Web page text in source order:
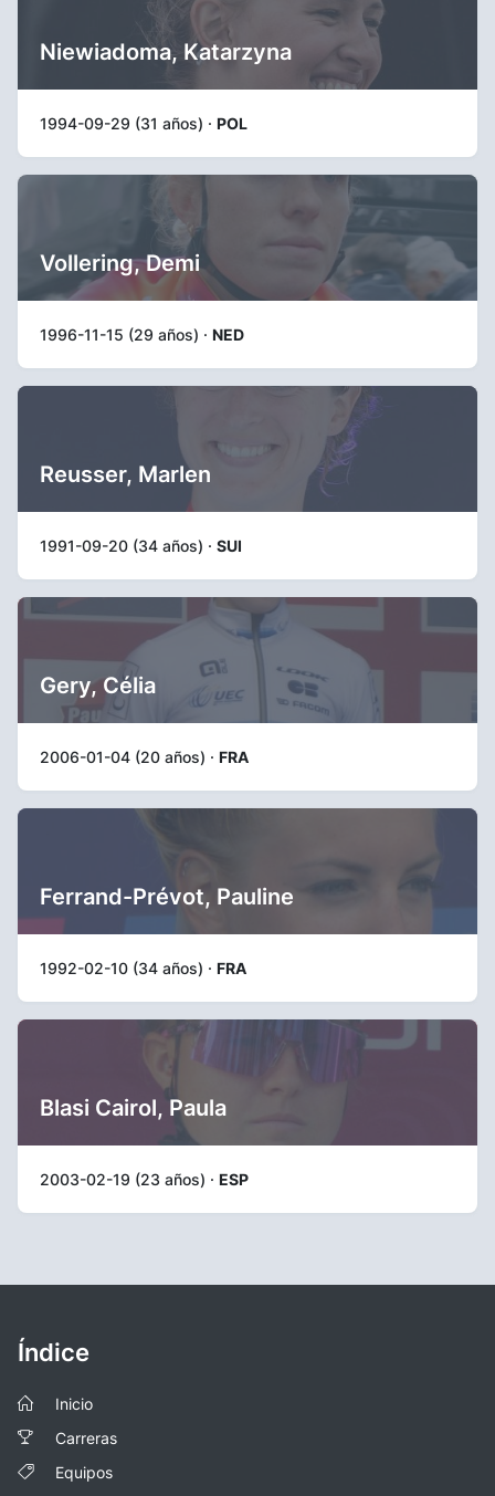
Niewiadoma, Katarzyna
1994-09-29 (31 años) · POL
Vollering, Demi
1996-11-15 (29 años) · NED
Reusser, Marlen
1991-09-20 (34 años) · SUI
Gery, Célia
2006-01-04 (20 años) · FRA
Ferrand-Prévot, Pauline
1992-02-10 (34 años) · FRA
Blasi Cairol, Paula
2003-02-19 (23 años) · ESP
Índice
Inicio
Carreras
Equipos